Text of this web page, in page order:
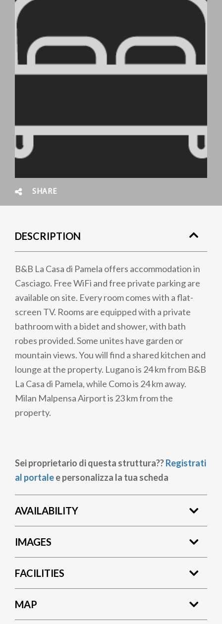
SHARE
DESCRIPTION
B&B La Casa di Pamela offers accommodation in
Casciago. Free WiFi and free private parking are
available on site. Every room comes with a flat-
screen TV. Rooms are equipped with a private
bathroom with a bidet and shower, with bath
robes provided. Some unites have garden or
mountain views. You will find a shared kitchen and
lounge at the property. Lugano is 24 km from B&B
La Casa di Pamela, while Como is 24 km away.
Milan Malpensa Airport is 23 km from the
property.
Sei proprietario di questa struttura??Registrati
al portalee personalizza la tua scheda
AVAILABILITY
IMAGES
FACILITIES
MAP